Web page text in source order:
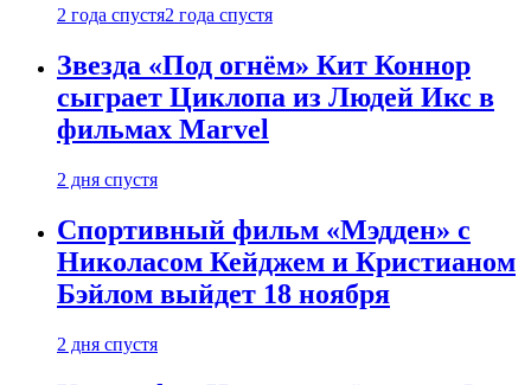
2 года спустя2 года спустя
Звезда «Под огнём» Кит Коннор
сыграет Циклопа из Людей Икс в
фильмах Marvel
2 дня спустя
Спортивный фильм «Мэдден» с
Николасом Кейджем и Кристианом
Бэйлом выйдет 18 ноября
2 дня спустя